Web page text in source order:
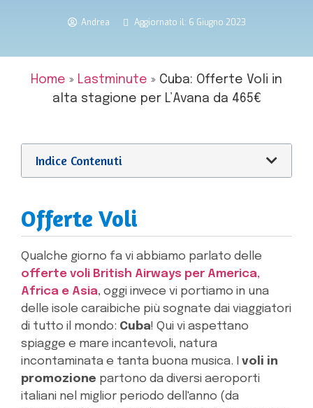
Andrea Aggiornato il: 6 Giugno 2023
Home » Lastminute » Cuba: Offerte Voli in
alta stagione per L’Avana da 465€
Indice Contenuti
Offerte Voli
Qualche giorno fa vi abbiamo parlato delle
offerte voli British Airways per America,
Africa e Asia, oggi invece vi portiamo in una
delle isole caraibiche più sognate dai viaggiatori
di tutto il mondo: Cuba! Qui vi aspettano
spiagge e mare incantevoli, natura
incontaminata e tanta buona musica. I voli in
promozione partono da diversi aeroporti
italiani nel miglior periodo dell'anno (da